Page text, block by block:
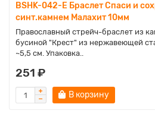
BSHK-042-E Браслет Спаси и
синт.камнем Малахит 10мм
Православный стрейч-браслет из
бусиной "Крест" из нержавеющей
~5,5 см. Упаковка..
251 ₽
В корзину